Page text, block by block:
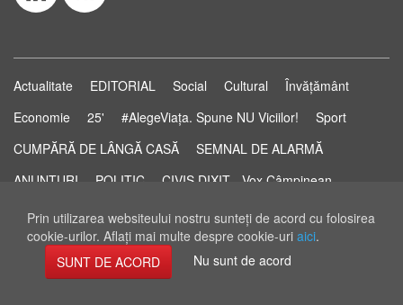
Prin utilizarea websiteului nostru sunteţi de acord cu folosirea
cookie-urilor. Aflaţi mai multe despre cookie-uri aici.
SUNT DE ACORD
Nu sunt de acord
Actualitate EDITORIAL Social Cultural
Învățământ
Economie
25' #AlegeViața. Spune NU Viciilor!
Sport
CUMPĂRĂ DE LÂNGĂ CASĂ
SEMNAL DE ALARMĂ
ANUNȚURI
POLITIC
CIVIS DIXIT - Vox Câmpinean
Știri...să știi!
Pastila de Sănătate
STUDIO ELECTORAL
RSS Feed